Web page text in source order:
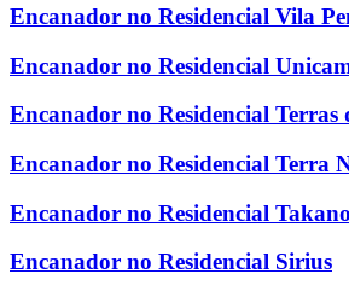
Encanador no Residencial Vila
Encanador no Residencial
Encanador no Residencial Terras
Encanador no Residencial Terra
Encanador no Residencial
Encanador no Residencial Sirius